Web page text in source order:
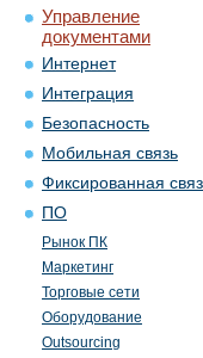
Управление
документами
Интернет
Интеграция
Безопасность
Мобильная связь
Фиксированная
ПО
Рынок ПК
Маркетинг
Торговые сети
Оборудование
Outsourcing